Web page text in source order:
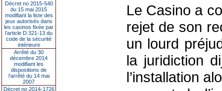
Décret no 2015-540
du 15 mai 2015
modifiant la liste des
jeux autorisés dans
les casinos fixée par
l’article D.321-13 du
code de la sécurité
intérieure
Arrêté du 30
décembre 2014
modifiant les
dispositions de
l’arrêté du 14 mai
2007
Décret no 2014-1726
Le Casino a
rejet de son
un lourd
la juridiction
l’installation